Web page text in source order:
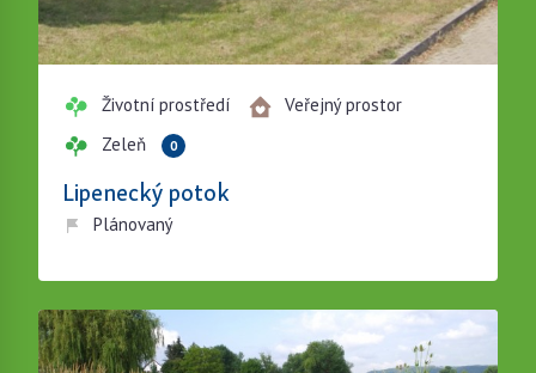
Životní prostředí
Veřejný prostor
Zeleň
0
Lipenecký potok
Plánovaný